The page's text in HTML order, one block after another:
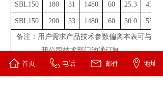
SBL150 180 31 1480 60 25.3 45
SBL150 200 33 1480 60 30.0 55
备注：用户需求产品技术参数偏离本表可与
我公司技术部门沟通订制。
首页 电话 邮件 地址